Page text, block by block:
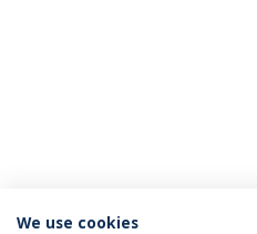
We use cookies